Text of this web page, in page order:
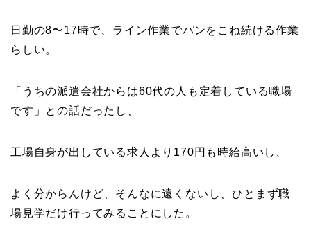
日勤の8〜17時で、ライン作業でパンをこね続ける作業
らしい。
「うちの派遣会社からは60代の人も定着している職場
です」との話だったし、
工場自身が出している求人より170円も時給高いし、
よく分からんけど、そんなに遠くないし、ひとまず職
場見学だけ行ってみることにした。